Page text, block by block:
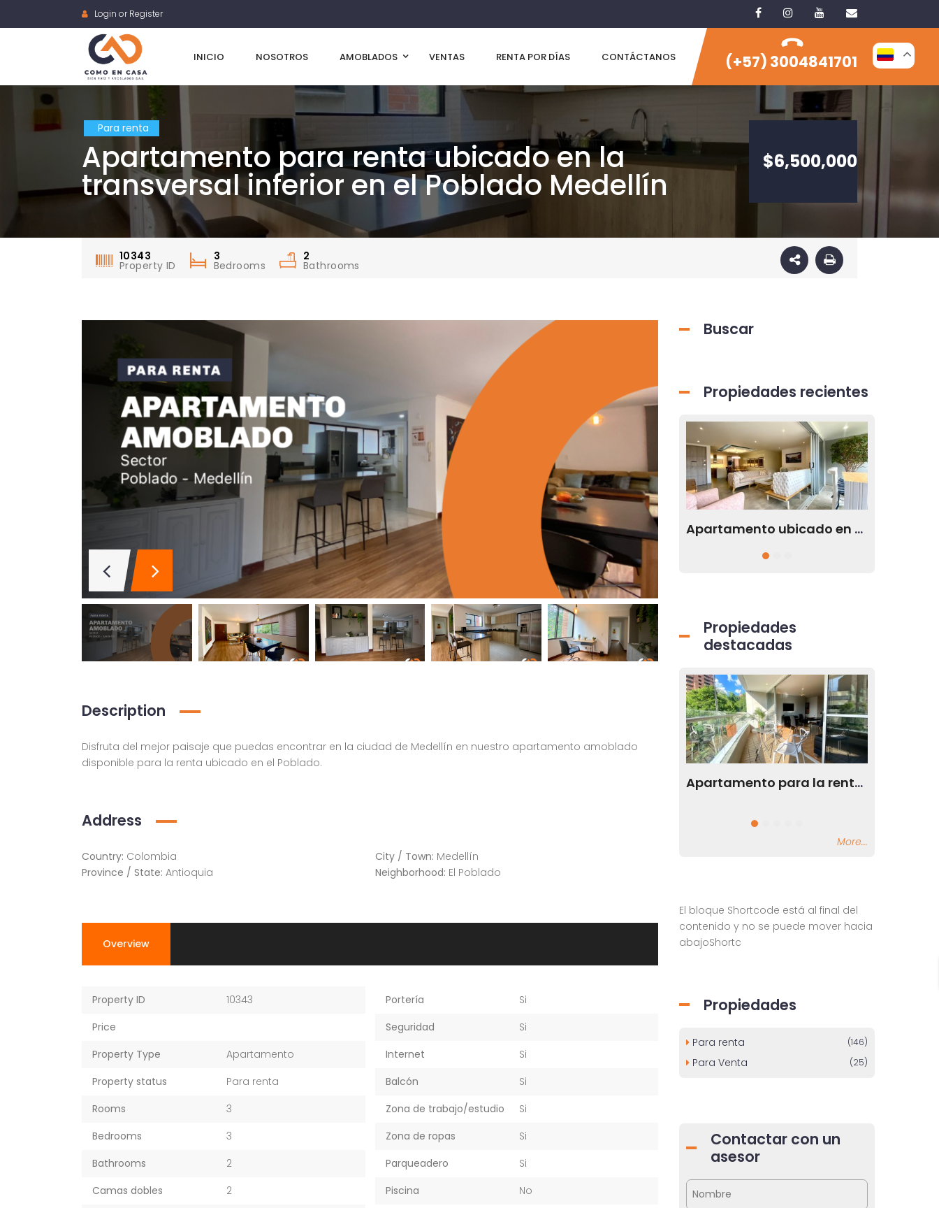
Login or Register
INICIO NOSOTROS AMOBLADOS VENTAS RENTA POR DÍAS CONTÁCTANOS (+57) 3004841701
Para renta
Apartamento para renta ubicado en la
transversal inferior en el Poblado Medellín
$6,500,000
10343
Property ID
3
Bedrooms
2
Bathrooms
Description
Disfruta del mejor paisaje que puedas encontrar en la ciudad de Medellín en nuestro apartamento amoblado
disponible para la renta ubicado en el Poblado.
Address
Country: Colombia
Province / State: Antioquia
City / Town: Medellín
Neighborhood: El Poblado
Overview
Property ID
10343
Price
Property Type
Apartamento
Property status
Para renta
Rooms
3
Bedrooms
3
Bathrooms
2
Camas dobles
2
Portería
Si
Seguridad
Si
Internet
Si
Balcón
Si
Zona de trabajo/estudio
Si
Zona de ropas
Si
Parqueadero
Si
Piscina
No
Buscar
Propiedades recientes
Apartamento disponible para la renta en el sector de El Tesoro en Medellín Apartamento disponible para la renta en el sector de El Tesoro en Medellín
Propiedades
destacadas
Apartamento en Milla de Oro en Medellín Antioquia
More...
El bloque Shortcode está al final del
contenido y no se puede mover hacia
abajoShortc
Propiedades
Para renta (146)
Para Venta (25)
Contactar con un
asesor